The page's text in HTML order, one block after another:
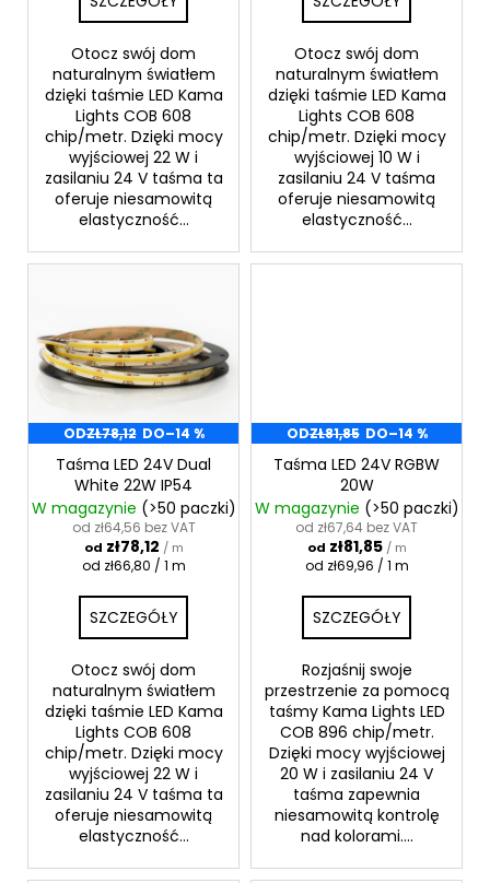
Otocz swój dom
naturalnym światłem
dzięki taśmie LED Kama
Lights COB 608
chip/metr. Dzięki mocy
wyjściowej 22 W i
zasilaniu 24 V taśma ta
oferuje niesamowitą
elastyczność...
Otocz swój dom
naturalnym światłem
dzięki taśmie LED Kama
Lights COB 608
chip/metr. Dzięki mocy
wyjściowej 10 W i
zasilaniu 24 V taśma
oferuje niesamowitą
elastyczność...
ODZŁ78,12 DO–14 %
Taśma LED 24V Dual
White 22W IP54
W magazynie (>50 paczki)
od zł64,56 bez VAT
od zł78,12 / m
Cena
od zł66,80 / 1 m
SZCZEGÓŁY
Otocz swój dom
naturalnym światłem
dzięki taśmie LED Kama
Lights COB 608
chip/metr. Dzięki mocy
wyjściowej 22 W i
zasilaniu 24 V taśma ta
oferuje niesamowitą
elastyczność...
ODZŁ81,85 DO–14 %
Taśma LED 24V RGBW
20W
W magazynie (>50 paczki)
od zł67,64 bez VAT
od zł81,85 / m
Cena
od zł69,96 / 1 m
SZCZEGÓŁY
Rozjaśnij swoje
przestrzenie za pomocą
taśmy Kama Lights LED
COB 896 chip/metr.
Dzięki mocy wyjściowej
20 W i zasilaniu 24 V
taśma zapewnia
niesamowitą kontrolę
nad kolorami....